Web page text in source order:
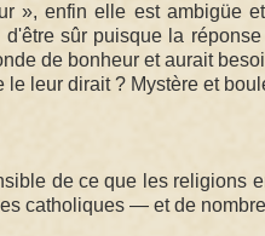
», enfin elle est ambigüe
sûr puisque la
de bonheur et aurait
leur dirait ? Mystère et
de ce que les religions
catholiques — et de